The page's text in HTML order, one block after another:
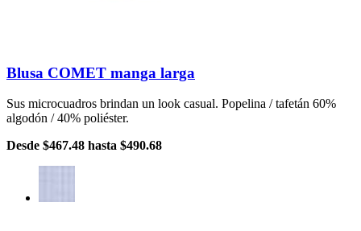
Blusa COMET manga larga
Sus microcuadros brindan un look casual. Popelina / tafetán 60%
algodón / 40% poliéster.
Desde $467.48 hasta $490.68